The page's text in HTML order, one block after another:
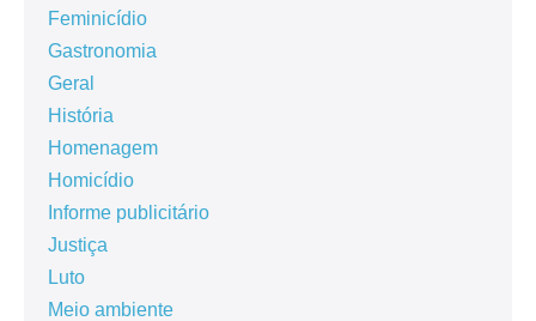
Feminicídio
Gastronomia
Geral
História
Homenagem
Homicídio
Informe publicitário
Justiça
Luto
Meio ambiente